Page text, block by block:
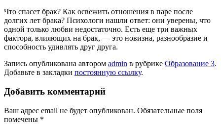
Что спасет брак? Как освежить отношения в паре после
долгих лет брака? Психологи нашли ответ: они уверены, что
одной только любви недостаточно. Есть еще три важных
фактора, влияющих на брак, — это новизна, разнообразие и
способность удивлять друг друга.
Запись опубликована автором admin в рубрике Образование 3.
Добавьте в закладки постоянную ссылку.
Добавить комментарий
Ваш адрес email не будет опубликован. Обязательные поля
помечены *